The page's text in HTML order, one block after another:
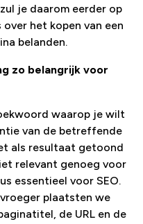
je daarom eerder op
het kopen van een
belanden.
zo belangrijk voor
waarop je wilt
van de betreffende
als resultaat getoond
relevant genoeg voor
essentieel voor SEO.
vroeger plaatsten we
de URL en de